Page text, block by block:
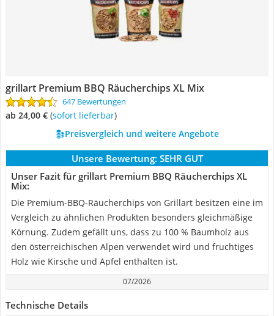
grillart Premium BBQ Räucherchips XL Mix
647 Bewertungen
ab 24,00 € ( Sofort lieferbar)
Preisvergleich und weitere Angebote
Unsere Bewertung: SEHR GUT
Unser Fazit für grillart Premium BBQ Räucherchips XL
Mix:
Die Premium-BBQ-Räucherchips von Grillart besitzen eine im
Vergleich zu ähnlichen Produkten besonders gleichmäßige
Körnung. Zudem gefällt uns, dass zu 100 % Baumholz aus
den österreichischen Alpen verwendet wird und fruchtiges
Holz wie Kirsche und Apfel enthalten ist.
07/2026
Technische Details